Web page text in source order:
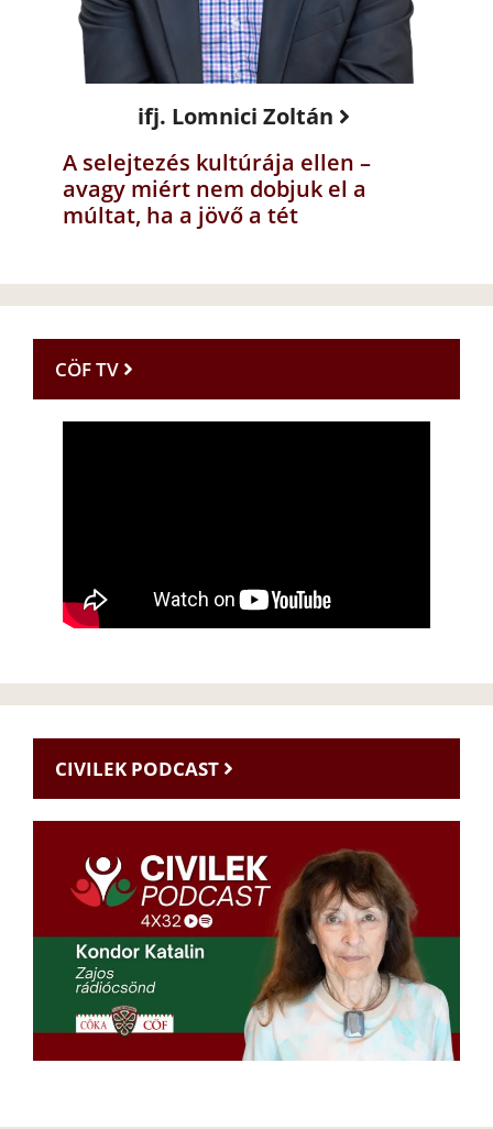
ifj. Lomnici Zoltán
A selejtezés kultúrája ellen –
avagy miért nem dobjuk el a
múltat, ha a jövő a tét
CÖF TV
CIVILEK PODCAST